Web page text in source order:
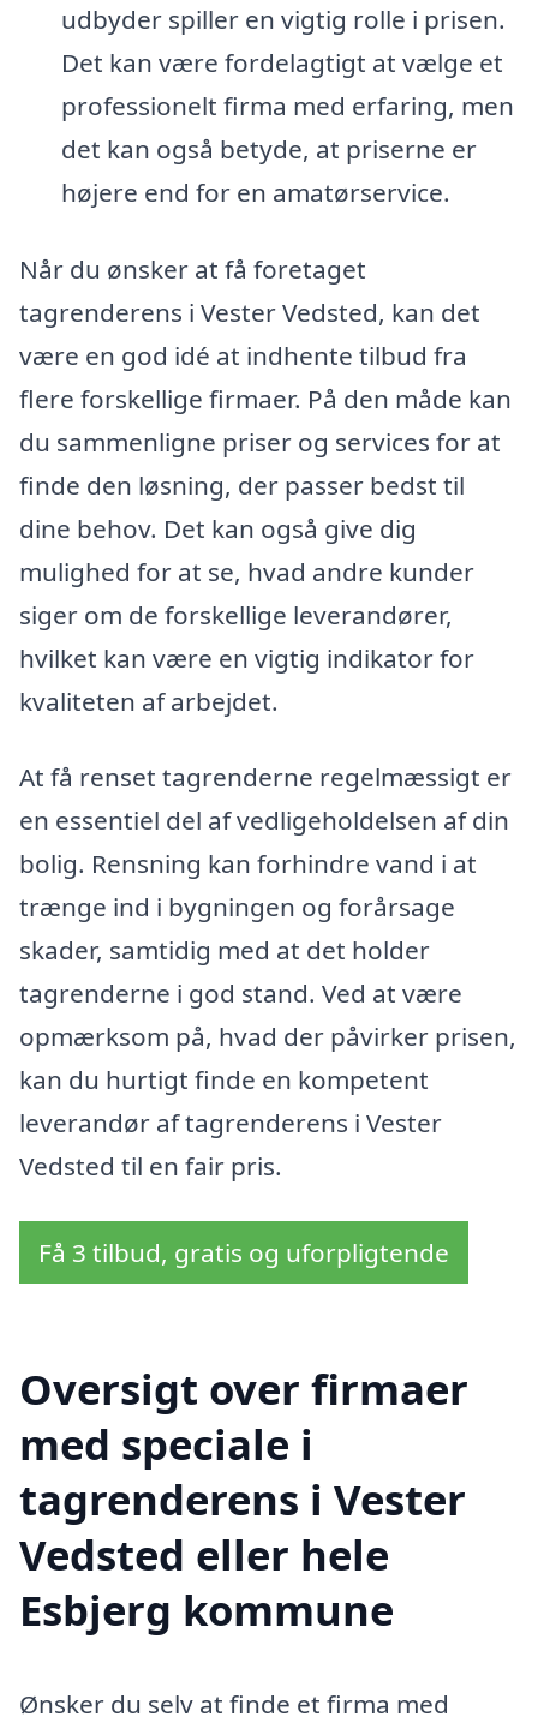
udbyder spiller en vigtig rolle i prisen.
Det kan være fordelagtigt at vælge et
professionelt firma med erfaring, men
det kan også betyde, at priserne er
højere end for en amatørservice.
Når du ønsker at få foretaget
tagrenderens i Vester Vedsted, kan det
være en god idé at indhente tilbud fra
flere forskellige firmaer. På den måde kan
du sammenligne priser og services for at
finde den løsning, der passer bedst til
dine behov. Det kan også give dig
mulighed for at se, hvad andre kunder
siger om de forskellige leverandører,
hvilket kan være en vigtig indikator for
kvaliteten af arbejdet.
At få renset tagrenderne regelmæssigt er
en essentiel del af vedligeholdelsen af din
bolig. Rensning kan forhindre vand i at
trænge ind i bygningen og forårsage
skader, samtidig med at det holder
tagrenderne i god stand. Ved at være
opmærksom på, hvad der påvirker prisen,
kan du hurtigt finde en kompetent
leverandør af tagrenderens i Vester
Vedsted til en fair pris.
Få 3 tilbud, gratis og uforpligtende
Oversigt over firmaer
med speciale i
tagrenderens i Vester
Vedsted eller hele
Esbjerg kommune
Ønsker du selv at finde et firma med